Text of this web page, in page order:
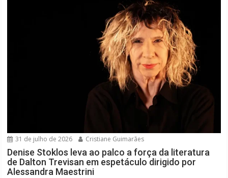
31 de julho de 2026 Cristiane Guimarães
Denise Stoklos leva ao palco a força da literatura
de Dalton Trevisan em espetáculo dirigido por
Alessandra Maestrini